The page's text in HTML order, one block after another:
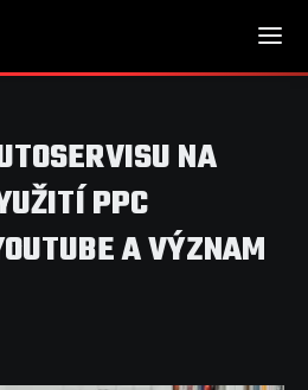
NA
PPC
A VÝZNAM